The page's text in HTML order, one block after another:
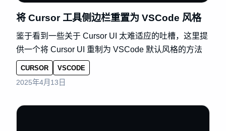
将 Cursor 工具侧边栏重置为 VSCode 风格
鉴于看到一些关于 Cursor UI 太难适应的吐槽，这里提
供一个将 Cursor UI 重制为 VSCode 默认风格的方法
CURSOR VSCODE
2025年4月13日